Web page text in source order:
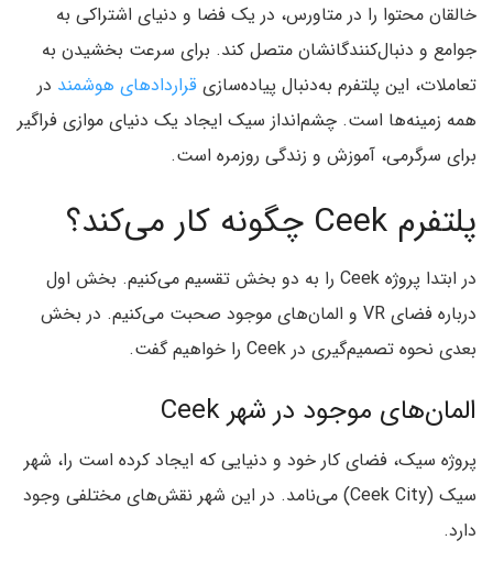
خالقان محتوا را در متاورس، در یک فضا و دنیای اشتراکی به
جوامع و دنبال‌کنندگانشان متصل کند. برای سرعت بخشیدن به
تعاملات، این پلتفرم به‌دنبال پیاده‌سازی قراردادهای هوشمند در
همه زمینه‌ها است. چشم‌انداز سیک ایجاد یک دنیای موازی فراگیر
برای سرگرمی، آموزش و زندگی روزمره است.
پلتفرم Ceek چگونه کار می‌کند؟
در ابتدا پروژه Ceek را به دو بخش تقسیم می‌کنیم. بخش اول
درباره فضای VR و المان‌های موجود صحبت می‌کنیم. در بخش
بعدی نحوه تصمیم‌گیری در Ceek را خواهیم گفت.
المان‌های موجود در شهر Ceek
پروژه سیک، فضای کار خود و دنیایی که ایجاد کرده است را، شهر
سیک (Ceek City) می‌نامد. در این شهر نقش‌های مختلفی وجود
دارد.